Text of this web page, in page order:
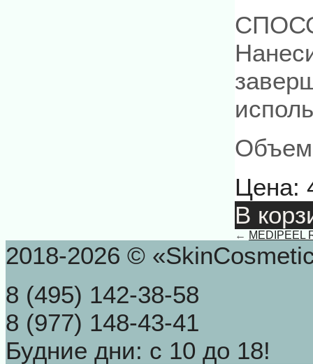
Цена:
В
← MEDIPEEL
2018-2026 ©
8 (495) 142-38-58
8 (977) 148-43-41
Будние дни: с 10 до 18!